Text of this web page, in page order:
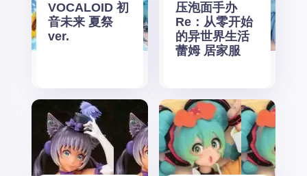
VOCALOID 初
音未来 夏祭
ver.
压泡面手办
Re：从零开始
的异世界生活
蕾姆 居家服